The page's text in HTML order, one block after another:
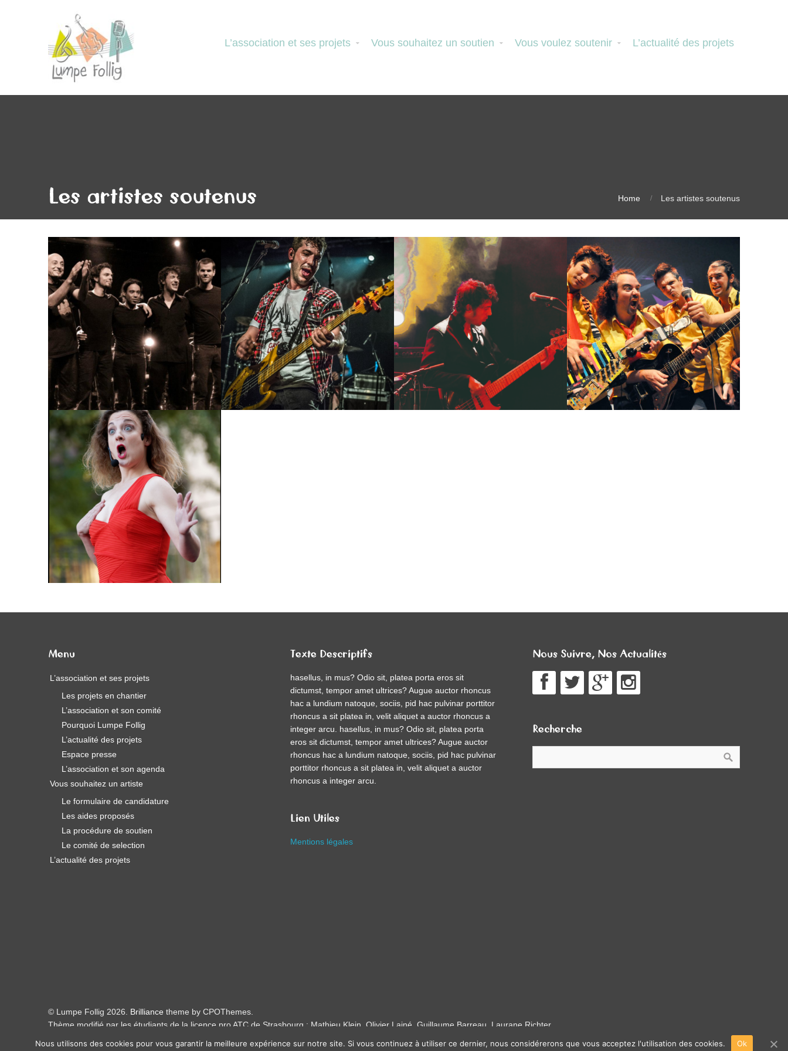
L’association et ses projets Vous souhaitez un soutien Vous voulez soutenir L’actualité des projets
Les artistes soutenus Home Les artistes soutenus
Menu
L’association et ses projets
Les projets en chantier
L’association et son comité
Pourquoi Lumpe Follig
L’actualité des projets
Espace presse
L’association et son agenda
Vous souhaitez un artiste
Le formulaire de candidature
Les aides proposés
La procédure de soutien
Le comité de selection
L’actualité des projets
Texte Descriptifs
hasellus, in mus? Odio sit, platea porta eros sit
dictumst, tempor amet ultrices? Augue auctor rhoncus
hac a lundium natoque, sociis, pid hac pulvinar porttitor
rhoncus a sit platea in, velit aliquet a auctor rhoncus a
integer arcu. hasellus, in mus? Odio sit, platea porta
eros sit dictumst, tempor amet ultrices? Augue auctor
rhoncus hac a lundium natoque, sociis, pid hac pulvinar
porttitor rhoncus a sit platea in, velit aliquet a auctor
rhoncus a integer arcu.
Lien Utiles
Mentions légales
Nous Suivre, Nos Actualités
Recherche
© Lumpe Follig 2026. Brilliance theme by CPOThemes.
Thème modifié par les étudiants de la licence pro ATC de Strasbourg : Mathieu Klein, Olivier Lainé, Guillaume Barreau, Laurane Richter.
Nous utilisons des cookies pour vous garantir la meilleure expérience sur notre site. Si vous continuez à utiliser ce dernier, nous considérerons que vous acceptez l'utilisation des cookies.
Ok